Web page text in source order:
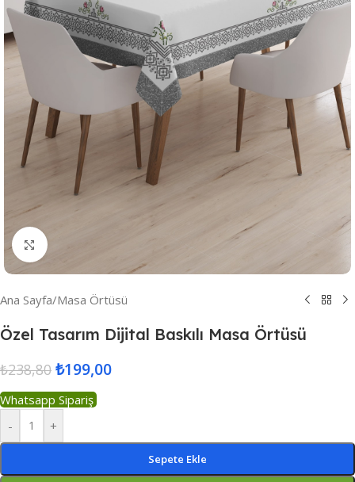
Resmi Büyüt
Ana Sayfa/Masa Örtüsü
Özel Tasarım Dijital Baskılı Masa Örtüsü
₺238,80 ₺199,00
Whatsapp Sipariş
-
+
Sepete Ekle